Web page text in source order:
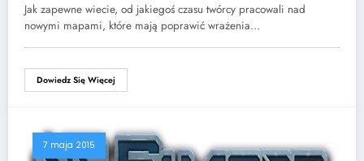
Jak zapewne wiecie, od jakiegoś czasu twórcy pracowali nad
nowymi mapami, które mają poprawić wrażenia…
Dowiedz Się Więcej
7 maja 2015